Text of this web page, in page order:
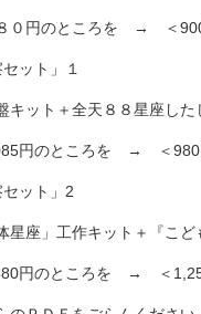
０円のところを → ＜
ット」１
キット＋全天８８星座し
円のところを → ＜980
セット」2
星座」工作キット＋『こ
円のところを → ＜